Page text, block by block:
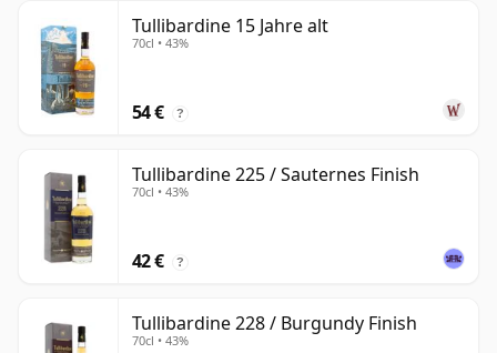
Tullibardine 15 Jahre alt
70cl • 43%
54 € ?
Tullibardine 225 / Sauternes Finish
70cl • 43%
42 € ?
Tullibardine 228 / Burgundy Finish
70cl • 43%